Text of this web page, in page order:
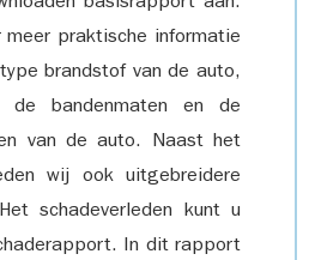
meer praktische informatie
brandstof van de auto,
de bandenmaten en de
van de auto. Naast het
wij ook uitgebreidere
schadeverleden kunt u
In dit rapport